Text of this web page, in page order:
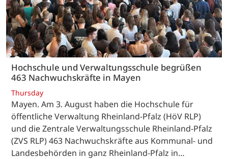
Hochschule und Verwaltungsschule begrüßen
463 Nachwuchskräfte in Mayen
Thursday
Mayen. Am 3. August haben die Hochschule für
öffentliche Verwaltung Rheinland-Pfalz (HöV RLP)
und die Zentrale Verwaltungsschule Rheinland-Pfalz
(ZVS RLP) 463 Nachwuchskräfte aus Kommunal- und
Landesbehörden in ganz Rheinland-Pfalz in…